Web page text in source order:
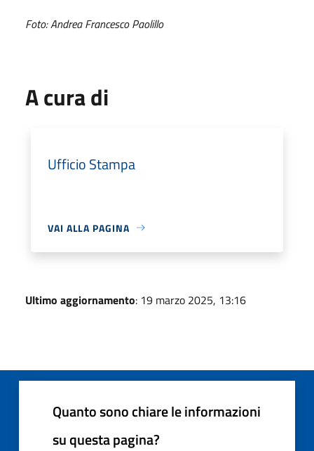
Foto: Andrea Francesco Paolillo
A cura di
Ufficio Stampa
VAI ALLA PAGINA
Ultimo aggiornamento: 19 marzo 2025, 13:16
Quanto sono chiare le informazioni
su questa pagina?